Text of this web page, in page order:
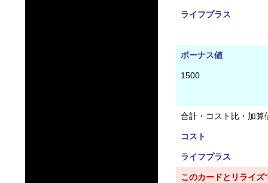
ライフプラス
ボーナス値
1500
合計・コスト比・加算
コスト
ライフプラス
このカードとリライズ